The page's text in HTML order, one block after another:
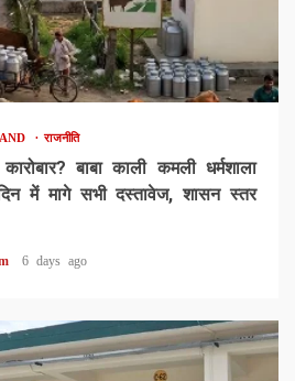
राजनीति
बाबा काली कमली धर्मशाला
में मागे सभी दस्तावेज, शासन स्तर
6 days ago